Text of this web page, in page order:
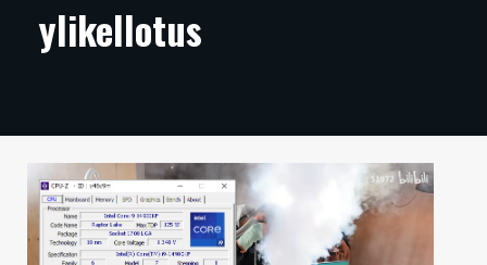
ARTIKKELIT
TECHBBS
TIETOA
HINTA.FI
ylikellotus